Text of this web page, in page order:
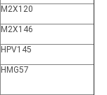
M2X120
M2X146
HPV145
HMG57